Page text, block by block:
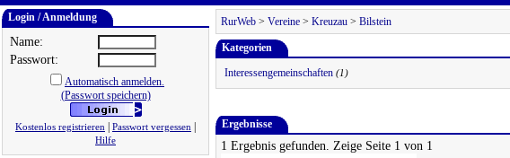
Login / Anmeldung
Name:
Passwort:
Automatisch anmelden.
(Passwort speichern)
Kostenlos registrieren Passwort vergessen
Hilfe
RurWeb > Vereine > Kreuzau > Bilstein
Kategorien
Interessengemeinschaften (1)
Ergebnisse
1 Ergebnis gefunden. Zeige Seite 1 von 1